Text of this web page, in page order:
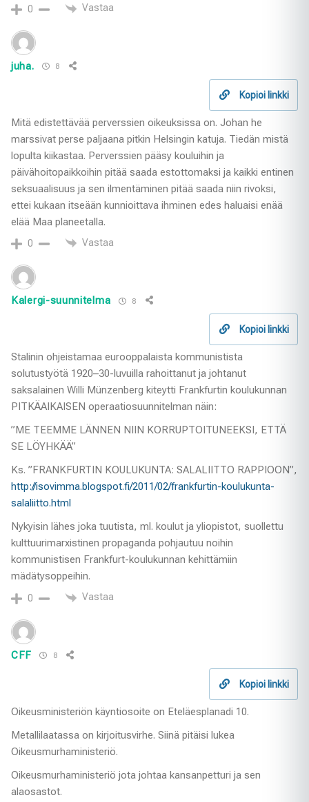
0 Vastaa
juha. 8
Kopioi linkki
Mitä edistettävää perverssien oikeuksissa on. Johan he
marssivat perse paljaana pitkin Helsingin katuja. Tiedän mistä
lopulta kiikastaa. Perverssien pääsy kouluihin ja
päivähoitopaikkoihin pitää saada estottomaksi ja kaikki entinen
seksuaalisuus ja sen ilmentäminen pitää saada niin rivoksi,
ettei kukaan itseään kunnioittava ihminen edes haluaisi enää
elää Maa planeetalla.
0 Vastaa
Kalergi-suunnitelma 8
Kopioi linkki
Stalinin ohjeistamaa eurooppalaista kommunistista
solutustyötä 1920–30-luvuilla rahoittanut ja johtanut
saksalainen Willi Münzenberg kiteytti Frankfurtin koulukunnan
PITKÄAIKAISEN operaatiosuunnitelman näin:
”ME TEEMME LÄNNEN NIIN KORRUPTOITUNEEKSI, ETTÄ
SE LÖYHKÄÄ”
Ks. ”FRANKFURTIN KOULUKUNTA: SALALIITTO RAPPIOON”,
http://isovimma.blogspot.fi/2011/02/frankfurtin-koulukunta-
salaliitto.html
Nykyisin lähes joka tuutista, ml. koulut ja yliopistot, suollettu
kulttuurimarxistinen propaganda pohjautuu noihin
kommunistisen Frankfurt-koulukunnan kehittämiin
mädätysoppeihin.
0 Vastaa
CFF 8
Kopioi linkki
Oikeusministeriön käyntiosoite on Eteläesplanadi 10.
Metallilaatassa on kirjoitusvirhe. Siinä pitäisi lukea
Oikeusmurhaministeriö.
Oikeusmurhaministeriö jota johtaa kansanpetturi ja sen
alaosastot.